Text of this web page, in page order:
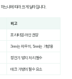
하느냐에 따라 크게 달라집니다.
비고
프리미엄 라인 권장
3mm는 파우치, 5mm는 가방용
정전기 방지 처리 필수
테크 가방의 필수 요소